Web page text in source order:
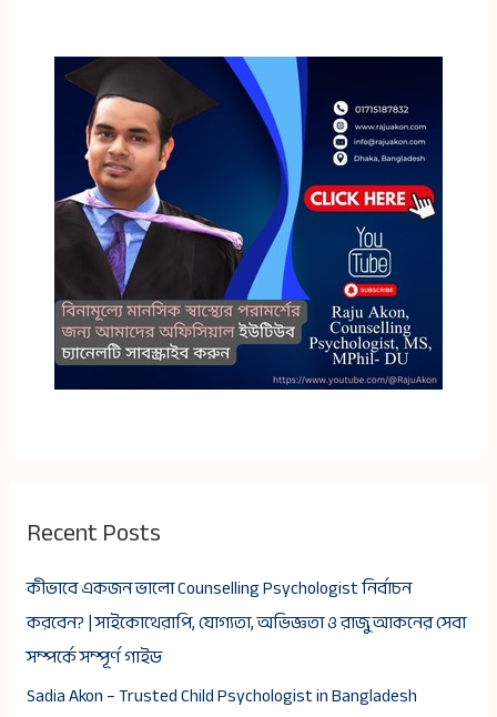
Recent Posts
কীভাবে একজন ভালো Counselling Psychologist নির্বাচন
করবেন? | সাইকোথেরাপি, যোগ্যতা, অভিজ্ঞতা ও রাজু আকনের সেবা
সম্পর্কে সম্পূর্ণ গাইড
Sadia Akon – Trusted Child Psychologist in Bangladesh